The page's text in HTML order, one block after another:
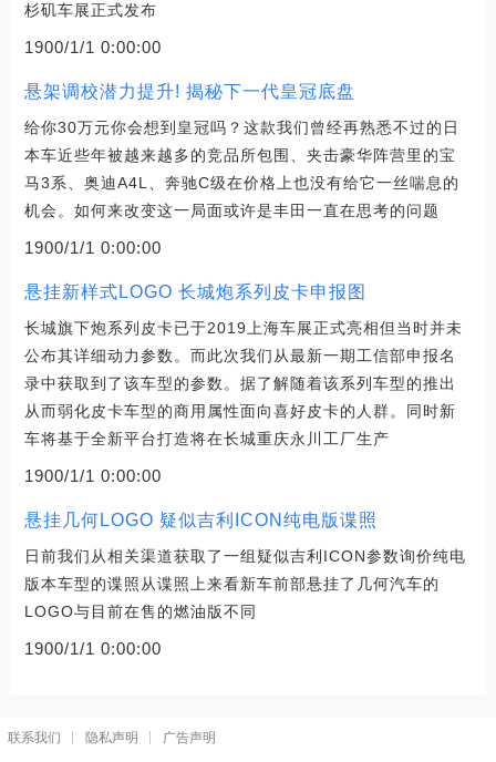
杉矶车展正式发布
1900/1/1 0:00:00
悬架调校潜力提升! 揭秘下一代皇冠底盘
给你30万元你会想到皇冠吗？这款我们曾经再熟悉不过的日
本车近些年被越来越多的竞品所包围、夹击豪华阵营里的宝
马3系、奥迪A4L、奔驰C级在价格上也没有给它一丝喘息的
机会。如何来改变这一局面或许是丰田一直在思考的问题
1900/1/1 0:00:00
悬挂新样式LOGO 长城炮系列皮卡申报图
长城旗下炮系列皮卡已于2019上海车展正式亮相但当时并未
公布其详细动力参数。而此次我们从最新一期工信部申报名
录中获取到了该车型的参数。据了解随着该系列车型的推出
从而弱化皮卡车型的商用属性面向喜好皮卡的人群。同时新
车将基于全新平台打造将在长城重庆永川工厂生产
1900/1/1 0:00:00
悬挂几何LOGO 疑似吉利ICON纯电版谍照
日前我们从相关渠道获取了一组疑似吉利ICON参数询价纯电
版本车型的谍照从谍照上来看新车前部悬挂了几何汽车的
LOGO与目前在售的燃油版不同
1900/1/1 0:00:00
联系我们 隐私声明 广告声明